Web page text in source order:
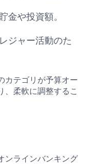
金や投資額。
ジャー活動のた
カテゴリが予算オー
、柔軟に調整するこ
ンラインバンキング